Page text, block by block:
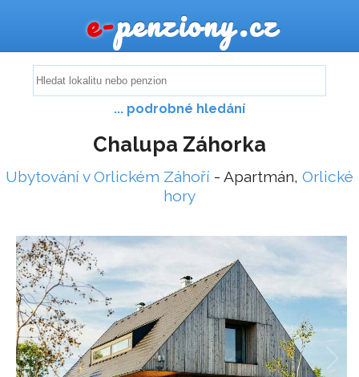
e-penziony.cz
... podrobné hledání
Chalupa Záhorka
Ubytování v Orlickém Záhoří - Apartmán, Orlické
hory